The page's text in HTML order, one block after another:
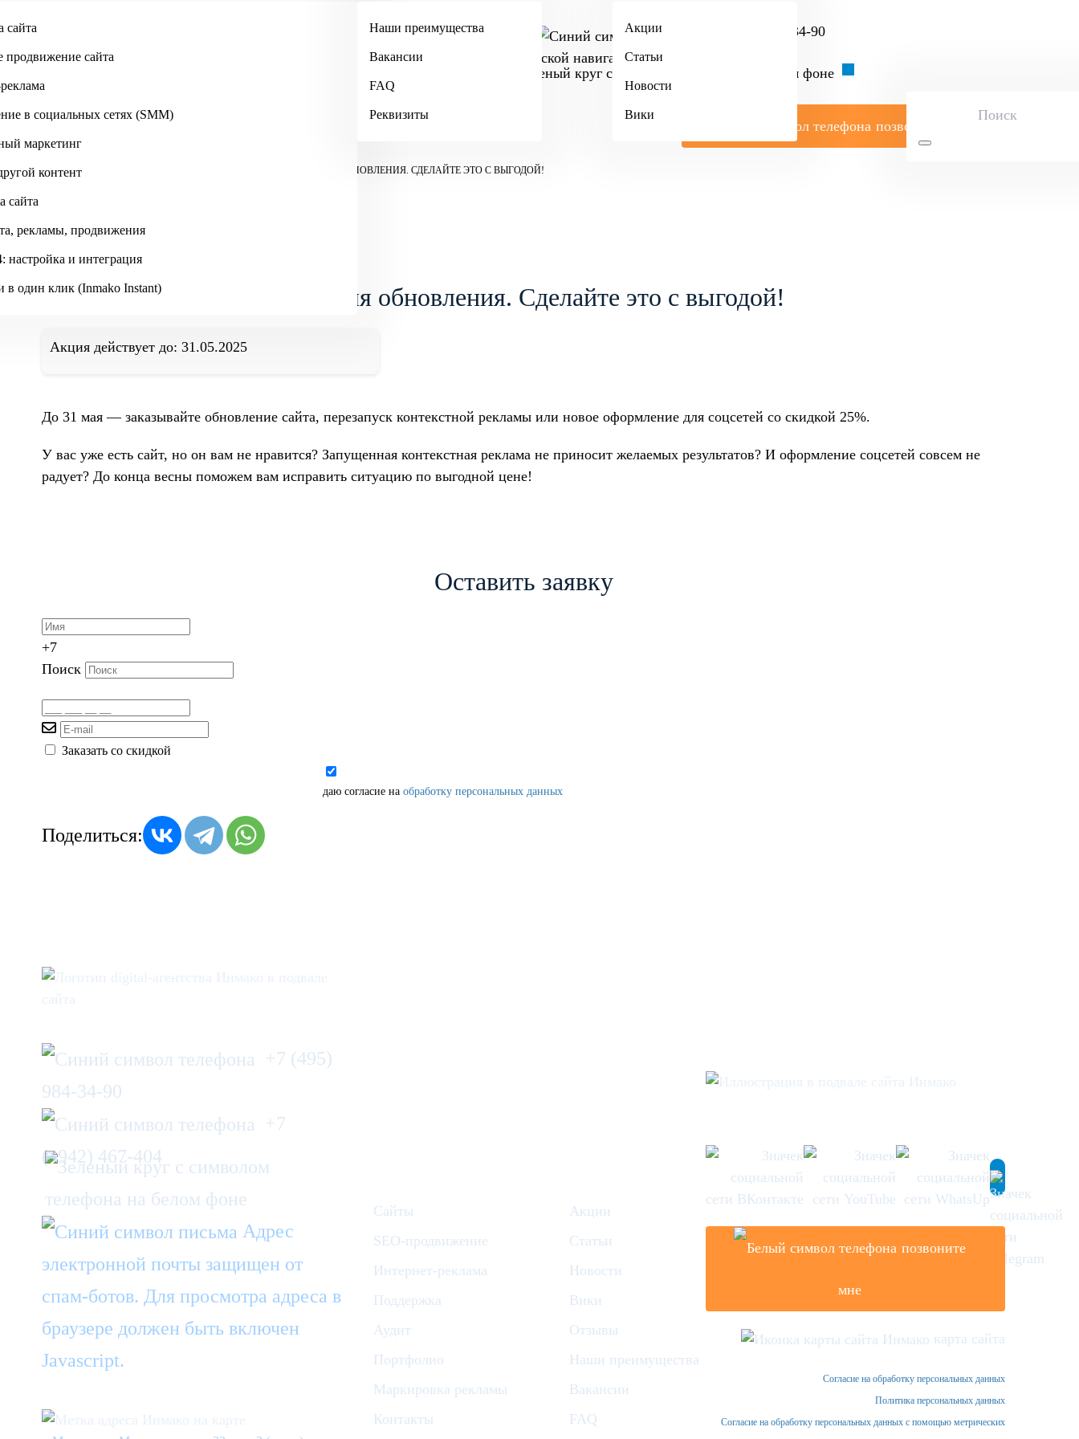
+7 (495) 984-34-90
Кострома
сайта
продвижение сайта
в социальных сетях (SMM)
маркетинг
контент
сайта
рекламы, продвижения
настройка и интеграция
в один клик (Inmako Instant)
Наши преимущества
Вакансии
FAQ
Реквизиты
Акции
Статьи
Новости
Вики
позвоните мне
ИНМАКО ВЕСНА — ИДЕАЛЬНОЕ ВРЕМЯ ДЛЯ ОБНОВЛЕНИЯ. СДЕЛАЙТЕ ЭТО С ВЫГОДОЙ!
Весна — идеальное время для обновления. Сделайте это с выгодой!
Акция действует до: 31.05.2025
До 31 мая — заказывайте обновление сайта, перезапуск контекстной рекламы или новое оформление для соцсетей со скидкой 25%.
У вас уже есть сайт, но он вам не нравится? Запущенная контекстная реклама не приносит желаемых результатов? И оформление соцсетей совсем не
радует? До конца весны поможем вам исправить ситуацию по выгодной цене!
Оставить заявку
+7
Поиск
Заказать со скидкой
даю согласие на обработку персональных данных
Поделиться:
+7 (495)
984-34-90
+7
(4942) 467-404
Адрес
электронной почты защищен от
спам-ботов. Для просмотра адреса в
браузере должен быть включен
Javascript.
Сайты
SEO-продвижение
Интернет-реклама
Поддержка
Аудит
Портфолио
Маркировка рекламы
Контакты
Акции
Статьи
Новости
Вики
Отзывы
Наши преимущества
Вакансии
FAQ
позвоните
мне
карта сайта
Согласие на обработку персональных данных
Политика персональных данных
Согласие на обработку персональных данных с помощью метрических